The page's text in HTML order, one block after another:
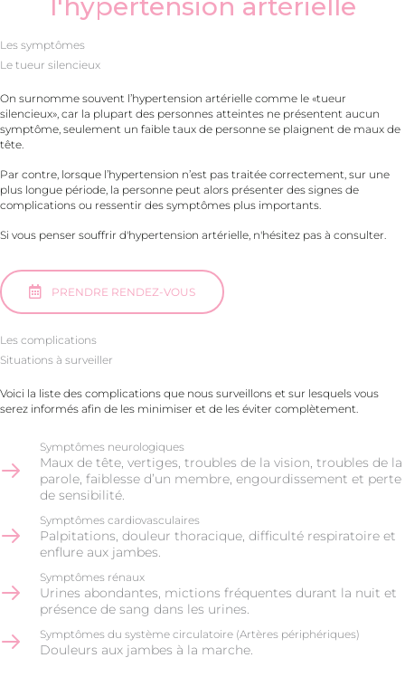
l'hypertension artérielle
Les symptômes
Le tueur silencieux
On surnomme souvent l’hypertension artérielle comme le «tueur
silencieux», car la plupart des personnes atteintes ne présentent aucun
symptôme, seulement un faible taux de personne se plaignent de maux de
tête.
Par contre, lorsque l’hypertension n’est pas traitée correctement, sur une
plus longue période, la personne peut alors présenter des signes de
complications ou ressentir des symptômes plus importants.
Si vous penser souffrir d'hypertension artérielle, n'hésitez pas à consulter.
PRENDRE RENDEZ-VOUS
Les complications
Situations à surveiller
Voici la liste des complications que nous surveillons et sur lesquels vous
serez informés afin de les minimiser et de les éviter complètement.
Symptômes neurologiques
Maux de tête, vertiges, troubles de la vision, troubles de la
parole, faiblesse d’un membre, engourdissement et perte
de sensibilité.
Symptômes cardiovasculaires
Palpitations, douleur thoracique, difficulté respiratoire et
enflure aux jambes.
Symptômes rénaux
Urines abondantes, mictions fréquentes durant la nuit et
présence de sang dans les urines.
Symptômes du système circulatoire (Artères périphériques)
Douleurs aux jambes à la marche.